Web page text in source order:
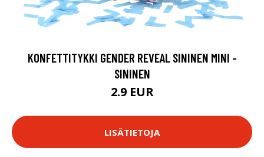
KONFETTITYKKI GENDER REVEAL SININEN MINI -
SININEN
2.9 EUR
LISÄTIETOJA